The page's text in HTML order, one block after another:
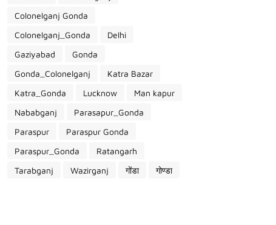
Colonelganj Gonda
Colonelganj_Gonda
Delhi
Gaziyabad
Gonda
Gonda_Colonelganj
Katra Bazar
Katra_Gonda
Lucknow
Man kapur
Nababganj
Parasapur_Gonda
Paraspur
Paraspur Gonda
Paraspur_Gonda
Ratangarh
Tarabganj
Wazirganj गोंडा गोण्डा